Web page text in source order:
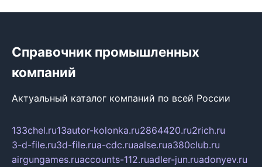
Справочник промышленных
компаний
Актуальный каталог компаний по всей России
133chel.ru13autor-kolonka.ru2864420.ru2rich.ru
3-d-file.ru3d-file.rua-cdc.ruaalse.rua380club.ru
airgungames.ruaccounts-112.ruadler-jun.ruadonyev.ru